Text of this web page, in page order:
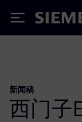
Siemens
新闻稿
西门子